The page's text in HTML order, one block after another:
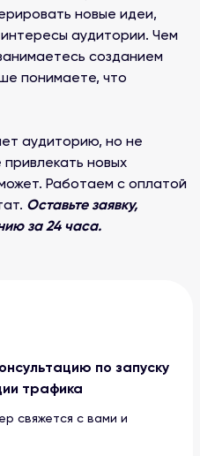
новые идеи,
аудитории. Чем
созданием
понимаете, что
аудиторию, но не
привлекать новых
Работаем с оплатой
Оставьте заявку,
за 24 часа.
по запуску
трафика
свяжется с вами и